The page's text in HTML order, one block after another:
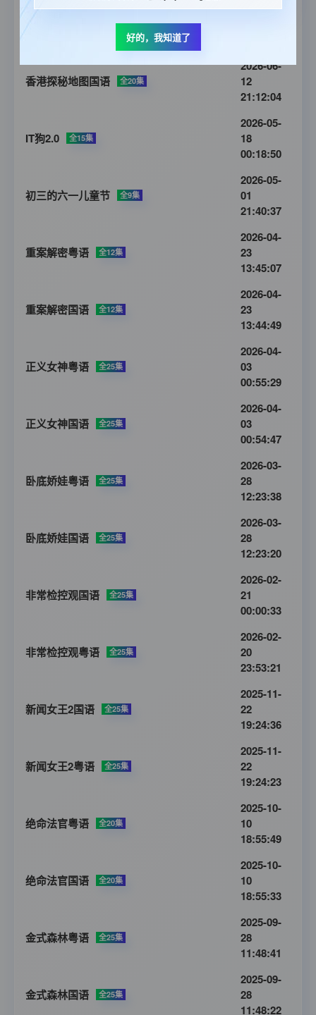
全20集
2026-06-
香港探秘地图国语 全20集
2026-06-
12
21:12:04
IT狗2.0 全15集
2026-05-
18
00:18:50
初三的六一儿童节 全9集
2026-05-
01
21:40:37
重案解密粤语 全12集
2026-04-
23
13:45:07
重案解密国语 全12集
2026-04-
23
13:44:49
正义女神粤语 全25集
2026-04-
03
00:55:29
正义女神国语 全25集
2026-04-
03
00:54:47
卧底娇娃粤语 全25集
2026-03-
28
12:23:38
卧底娇娃国语 全25集
2026-03-
28
12:23:20
非常检控观国语 全25集
2026-02-
21
00:00:33
非常检控观粤语 全25集
2026-02-
20
23:53:21
新闻女王2国语 全25集
2025-11-
22
19:24:36
新闻女王2粤语 全25集
2025-11-
22
19:24:23
绝命法官粤语 全20集
2025-10-
10
18:55:49
绝命法官国语 全20集
2025-10-
10
18:55:33
金式森林粤语 全25集
2025-09-
28
11:48:41
金式森林国语 全25集
2025-09-
28
11:48:22
好的，我知道了